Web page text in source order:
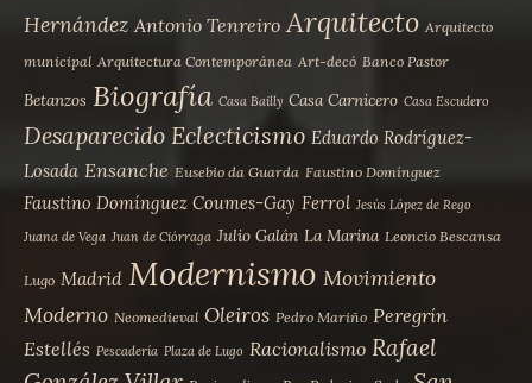
Hernández Antonio Tenreiro Arquitecto Arquitecto
municipal Arquitectura Contemporánea Art-decó Banco Pastor
Betanzos Biografía Casa Bailly Casa Carnicero Casa Escudero
Desaparecido Eclecticismo Eduardo Rodríguez-
Losada Ensanche Eusebio da Guarda Faustino Domínguez
Faustino Domínguez Coumes-Gay Ferrol Jesús López de Rego
Juana de Vega Juan de Ciórraga Julio Galán La Marina Leoncio Bescansa
Lugo Madrid Modernismo Movimiento
Moderno Neomedieval Oleiros Pedro Mariño Peregrín
Estellés Pescadería Plaza de Lugo Racionalismo Rafael